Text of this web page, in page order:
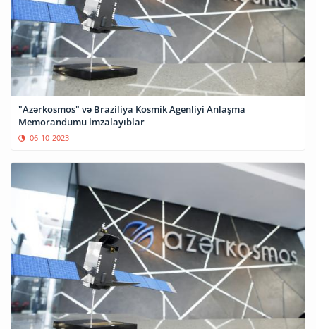
"Azərkosmos" və Braziliya Kosmik Agenliyi Anlaşma
Memorandumu imzalayıblar
06-10-2023